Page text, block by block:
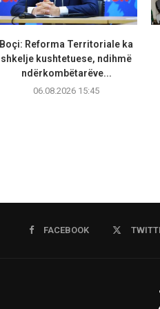
Boçi: Reforma Territoriale ka
shkelje kushtetuese, ndihmë
ndërkombëtarëve...
06.08.2026 15:45
FACEBOOK